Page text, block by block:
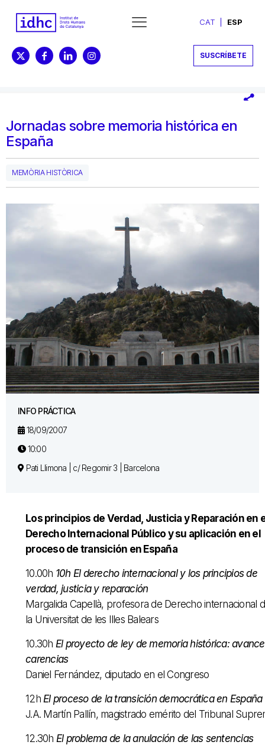
CAT ESP
SUSCRÍBETE
Jornadas sobre memoria histórica en
España
MEMÒRIA HISTÒRICA
INFO PRÁCTICA
18/09/2007
10:00
Pati Llimona | c/ Regomir 3 | Barcelona
Los principios de Verdad, Justicia y Reparación en
Derecho Internacional Público y su aplicación en el
proceso de transición en España
10.00h 10h El derecho internacional y los principios de
verdad, justicia y reparación
Margalida Capellà, profesora de Derecho internacional
la Universitat de les Illes Balears
10.30h El proyecto de ley de memoria histórica:
carencias
Daniel Fernández, diputado en el Congreso
12h El proceso de la transición democrática en España
J.A. Martín Pallín, magistrado emérito del Tribunal
12.30h El problema de la anulación de las sentencias